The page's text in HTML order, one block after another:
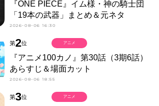
『ONE PIECE』イム様・神の騎士団
「19本の武器」まとめ＆元ネタ
2026-08-06 16:30
第2位
『アニメ100カノ』第30話（3期6話）
あらすじ＆場面カット
2026-08-06 18:55
アニメ
第3位 アニメ